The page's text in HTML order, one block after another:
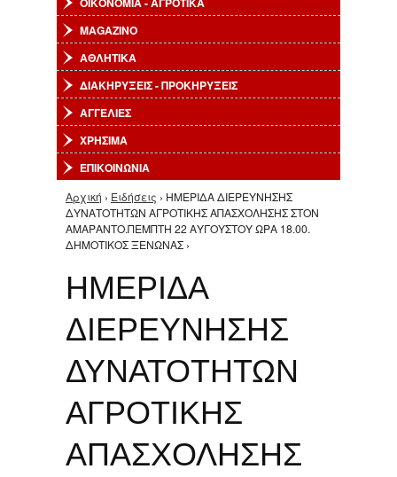
MAGAZINO
ΑΘΛΗΤΙΚΑ
ΔΙΑΚΗΡΥΞΕΙΣ - ΠΡΟΚΗΡΥΞΕΙΣ
ΑΓΓΕΛΙΕΣ
ΧΡΗΣΙΜΑ
ΕΠΙΚΟΙΝΩΝΙΑ
Είστε εδώ
Αρχική › Ειδήσεις › ΗΜΕΡΙΔΑ ΔΙΕΡΕΥΝΗΣΗΣ
ΔΥΝΑΤΟΤΗΤΩΝ ΑΓΡΟΤΙΚΗΣ ΑΠΑΣΧΟΛΗΣΗΣ ΣΤΟΝ
ΑΜΑΡΑΝΤΟ.ΠΕΜΠΤΗ 22 ΑΥΓΟΥΣΤΟΥ ΩΡΑ 18.00.
ΔΗΜΟΤΙΚΟΣ ΞΕΝΩΝΑΣ ›
ΗΜΕΡΙΔΑ
ΔΙΕΡΕΥΝΗΣΗΣ
ΔΥΝΑΤΟΤΗΤΩΝ
ΑΓΡΟΤΙΚΗΣ
ΑΠΑΣΧΟΛΗΣΗΣ